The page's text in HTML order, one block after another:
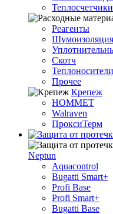
Теплосчетчики
Реагенты
Скотч
Теплоносители
Прочее
Крепеж
HOMMET
Walraven
ПроксиТерм
Neptun
Aquacontrol
Bugatti Smart+
Profi Base
Profi Smart+
Bugatti Base